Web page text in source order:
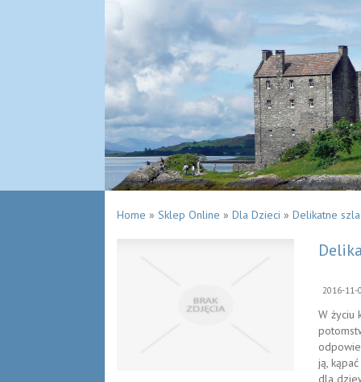
Home » Sklep Online » Dla Dzieci » Delikatne
2016-11-
W życiu
ją,
dla